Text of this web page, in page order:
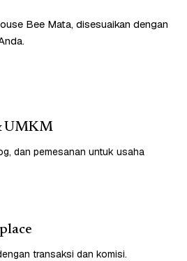
Bee Mata, disesuaikan dengan
UMKM
dan pemesanan untuk usaha
transaksi dan komisi.